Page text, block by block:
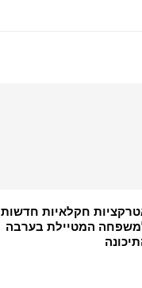
חקלאיות חדשות
המטיילת בערבה